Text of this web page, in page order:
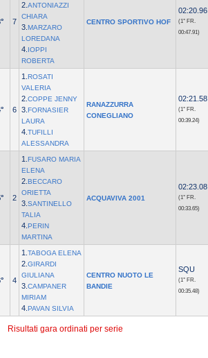
7
2. ANTONIAZZI
CHIARA
3. MARZARO
LOREDANA
4. IOPPI
ROBERTA
CENTRO SPORTIVO HOF
02:20.96
(1° FR.
00:47.91)
6
1. ROSATI
VALERIA
2. COPPE JENNY
3. FORNASIER
LAURA
4. TUFILLI
ALESSANDRA
RANAZZURRA
CONEGLIANO
02:21.58
(1° FR.
00:39.24)
2
1. FUSARO MARIA
ELENA
2. BECCARO
ORIETTA
3. SANTINELLO
TALIA
4. PERIN
MARTINA
ACQUAVIVA 2001
02:23.08
(1° FR.
00:33.65)
4
1. TABOGA ELENA
2. GIRARDI
GIULIANA
3. CAMPANER
MIRIAM
4. PAVAN SILVIA
CENTRO NUOTO LE
BANDIE
SQU
(1° FR.
00:35.48)
Risultati gara ordinati per serie